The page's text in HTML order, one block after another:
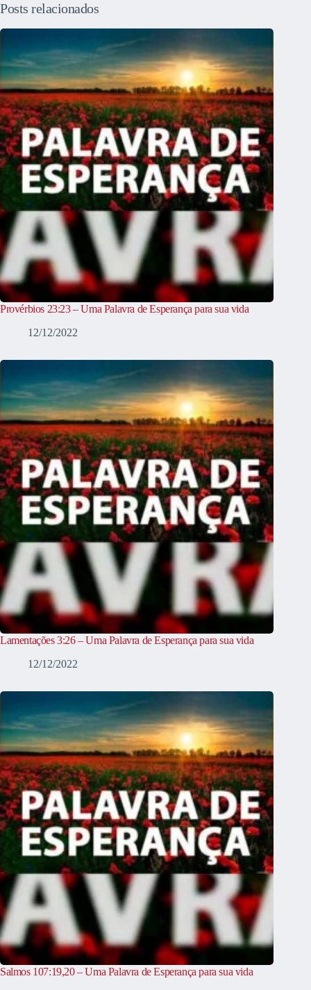
Posts relacionados
Provérbios 23:23 – Uma Palavra de Esperança para sua vida
12/12/2022
Lamentações 3:26 – Uma Palavra de Esperança para sua vida
12/12/2022
Salmos 107:19,20 – Uma Palavra de Esperança para sua vida